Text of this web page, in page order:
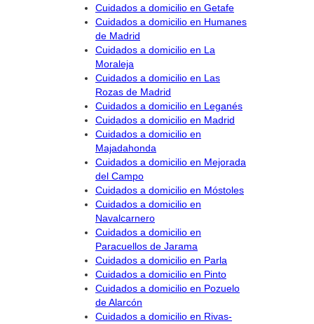
Cuidados a domicilio en Getafe
Cuidados a domicilio en Humanes
de Madrid
Cuidados a domicilio en La
Moraleja
Cuidados a domicilio en Las
Rozas de Madrid
Cuidados a domicilio en Leganés
Cuidados a domicilio en Madrid
Cuidados a domicilio en
Majadahonda
Cuidados a domicilio en Mejorada
del Campo
Cuidados a domicilio en Móstoles
Cuidados a domicilio en
Navalcarnero
Cuidados a domicilio en
Paracuellos de Jarama
Cuidados a domicilio en Parla
Cuidados a domicilio en Pinto
Cuidados a domicilio en Pozuelo
de Alarcón
Cuidados a domicilio en Rivas-